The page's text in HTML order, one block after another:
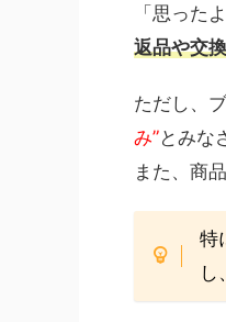
「思った
返品や交
ただし、
み”とみな
また、商
特
し